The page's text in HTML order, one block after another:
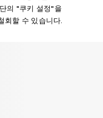
의 "쿠키 설정"을
회할 수 있습니다.